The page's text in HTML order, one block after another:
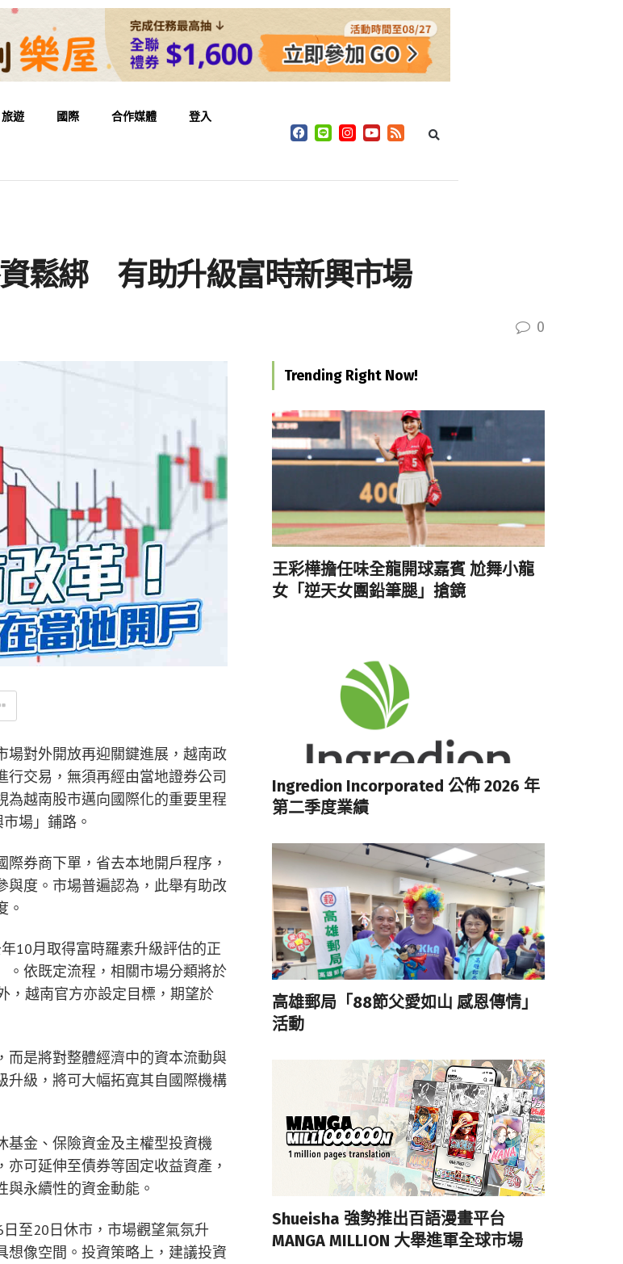
旅遊 國際 合作媒體 登入
鬆綁 有助升級富時新興市場
0
場對外開放再迎關鍵進展，越南政
交易，無須再經由當地證券公司
為越南股市邁向國際化的重要里程
場」鋪路。
券商下單，省去本地開戶程序，
與度。市場普遍認為，此舉有助改
。
10月取得富時羅素升級評估的正
。依既定流程，相關市場分類將於
，越南官方亦設定目標，期望於
而是將對整體經濟中的資本流動與
升級，將可大幅拓寬其自國際機構
基金、保險資金及主權型投資機
可延伸至債券等固定收益資產，
永續性的資金動能。
至20日休市，市場觀望氣氛升
想像空間。投資策略上，建議投資
Trending Right Now!
王彩樺擔任味全龍開球嘉賓 尬舞小龍
女「逆天女團鉛筆腿」搶鏡
Ingredion Incorporated 公佈 2026 年
第二季度業績
高雄郵局「88節父愛如山 感恩傳情」
活動
Shueisha 強勢推出百語漫畫平台
MANGA MILLION 大舉進軍全球市場